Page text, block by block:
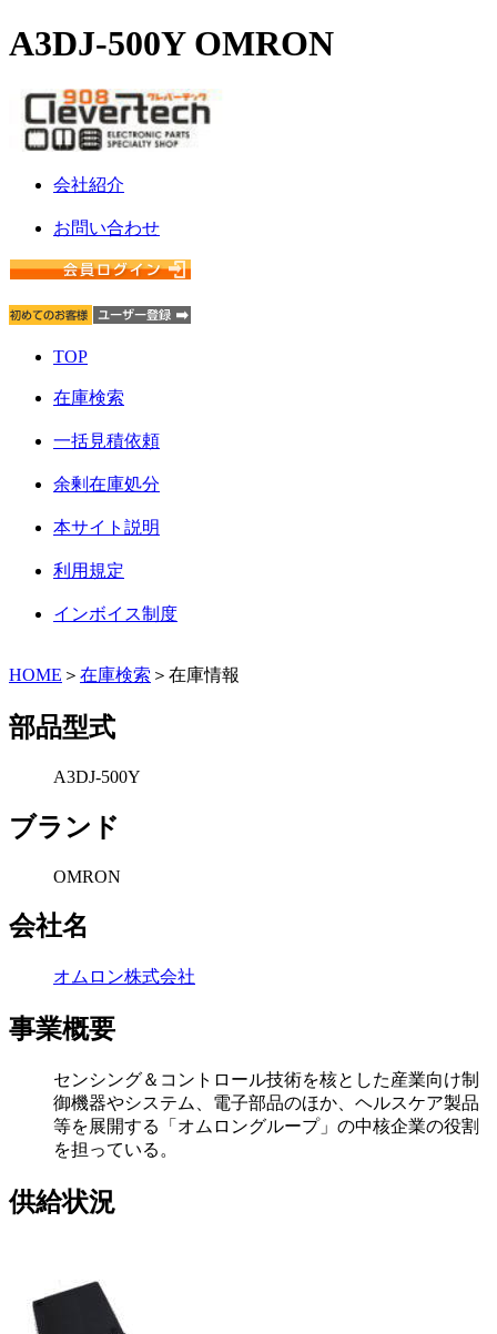
A3DJ-500Y OMRON
会社紹介
お問い合わせ
TOP
在庫検索
一括見積依頼
余剰在庫処分
本サイト説明
利用規定
インボイス制度
HOME ＞ 在庫検索 ＞在庫情報
部品型式
A3DJ-500Y
ブランド
OMRON
会社名
オムロン株式会社
事業概要
センシング＆コントロール技術を核とした産業向け制
御機器やシステム、電子部品のほか、ヘルスケア製品
等を展開する「オムロングループ」の中核企業の役割
を担っている。
供給状況